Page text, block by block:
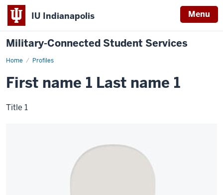
IU Indianapolis Menu
Military-Connected Student Services
Home Profiles
Example
First name 1 Last name 1
Title 1